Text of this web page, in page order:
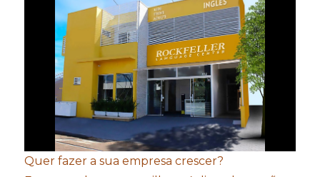
Quer fazer a sua empresa crescer?